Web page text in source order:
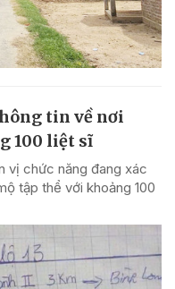
tin về nơi
100 liệt sĩ
vị chức năng đang xác
tập thể với khoảng 100